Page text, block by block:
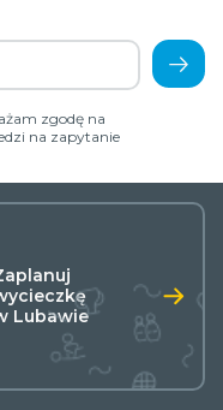
zgodę na
na zapytanie
Lubawie